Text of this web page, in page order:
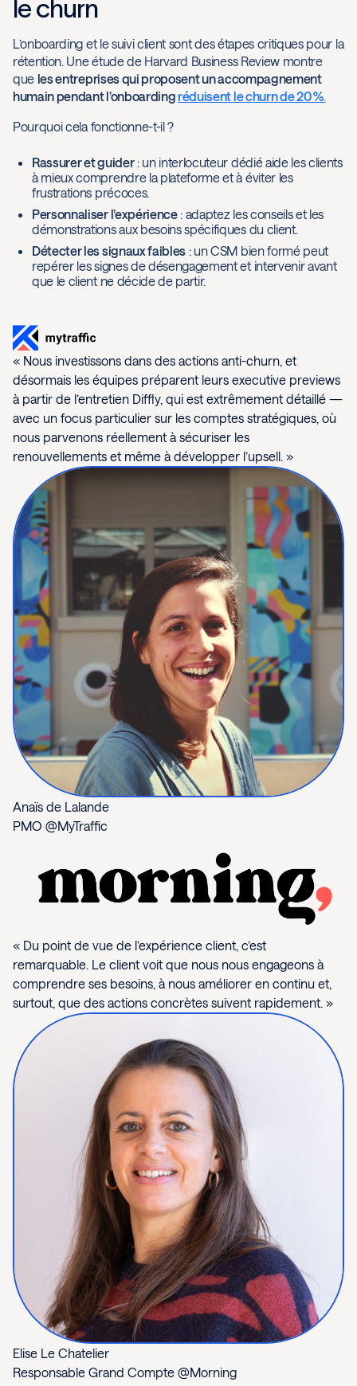
le churn
L’onboarding et le suivi client sont des étapes critiques pour la
rétention. Une étude de Harvard Business Review montre
que les entreprises qui proposent un accompagnement
humain pendant l’onboarding réduisent le churn de 20 %.
Pourquoi cela fonctionne-t-il ?
Rassurer et guider: un interlocuteur dédié aide les clients
à mieux comprendre la plateforme et à éviter les
frustrations précoces.
Personnaliser l’expérience: adaptez les conseils et les
démonstrations aux besoins spécifiques du client.
Détecter les signaux faibles : un CSM bien formé peut
repérer les signes de désengagement et intervenir avant
que le client ne décide de partir.
« Nous investissons dans des actions anti-churn, et
désormais les équipes préparent leurs executive previews
à partir de l’entretien Diffly, qui est extrêmement détaillé —
avec un focus particulier sur les comptes stratégiques, où
nous parvenons réellement à sécuriser les
renouvellements et même à développer l’upsell. »
Anaïs de Lalande
PMO @MyTraffic
« Du point de vue de l’expérience client, c’est
remarquable. Le client voit que nous nous engageons à
comprendre ses besoins, à nous améliorer en continu et,
surtout, que des actions concrètes suivent rapidement. »
Elise Le Chatelier
Responsable Grand Compte @Morning